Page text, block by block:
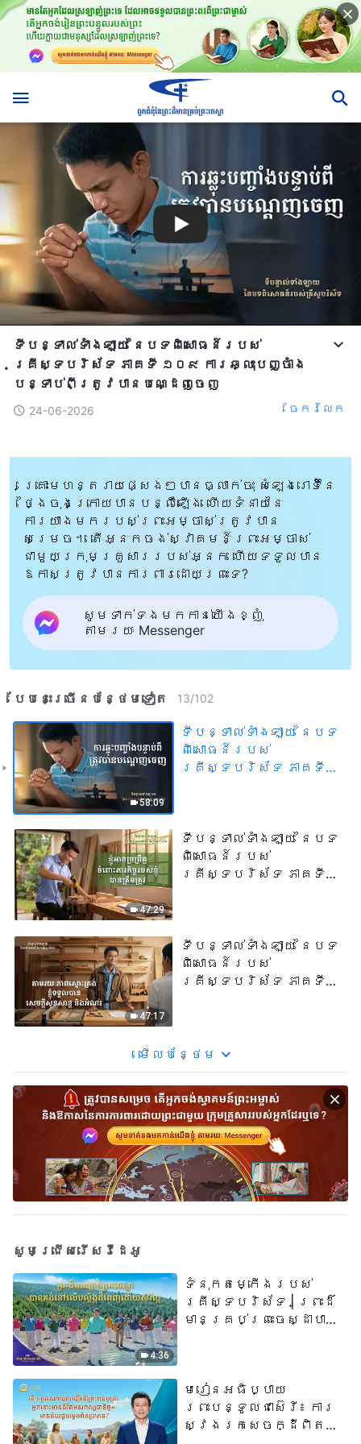
ទីបន្ទាល់ទាំងឡាយ នៃបទពិសោធន៍របស់
គ្រីស្ទបរិស័ទ ភាគទី ១០៩ ការឆ្លុះបញ្ចាំង
បន្ទាប់ពីត្រូវបានបណ្ដេញចេញ
24-06-2026 ចែក​រំលែក
គ្រោះមហន្តរាយផ្សេងៗបានធ្លាក់ចុះ សំឡេងរោទិ៍នៃ
ថ្ងៃចុងក្រោយបានបន្លឺឡើង ហើយទំនាយនៃ
ការយាងមករបស់ព្រះអម្ចាស់ត្រូវបាន
សម្រេច។ តើអ្នកចង់ស្វាគមន៍ព្រះអម្ចាស់
ជាមួយក្រុមគ្រួសាររបស់អ្នក ហើយទទួលបាន
ឱកាសត្រូវបានការពារដោយព្រះទេ?
សូមទាក់ទងមកកាន់យើងខ្ញុំ
តាមរយៈ Messenger
បែបនេះ​ច្រើនបន្ថែម​ទៀត​ 13/102
58:09
ទីបន្ទាល់ទាំងឡាយ នៃបទ
ពិសោធន៍របស់
គ្រីស្ទបរិស័ទ ភាគទី
47:29
ទីបន្ទាល់ទាំងឡាយ នៃបទ
ពិសោធន៍របស់
គ្រីស្ទបរិស័ទ ភាគទី
ត្រឹមត្រូវ
47:17
ទីបន្ទាល់ទាំងឡាយ នៃបទ
ពិសោធន៍របស់
គ្រីស្ទបរិស័ទ ភាគទី
អំណរ
មើល​​បន្ថែម​
សូមជ្រើសរើសវីដេអូ
4:36
ទំនុកតម្កើង​របស់​
គ្រីស្ទបរិស័ទ​ | ព្រះដ៏
មានគ្រប់ព្រះចេស្ដាបាន
មេរៀនអធិប្បាយ
ព្រះបន្ទូលជាស៊េរី៖ ការ
ស្វែងរកសេចក្ដីពិតនៅ